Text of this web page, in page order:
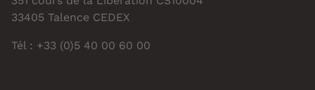
33405 Talence CEDEX
Tél : +33 (0)5 40 00 60 00